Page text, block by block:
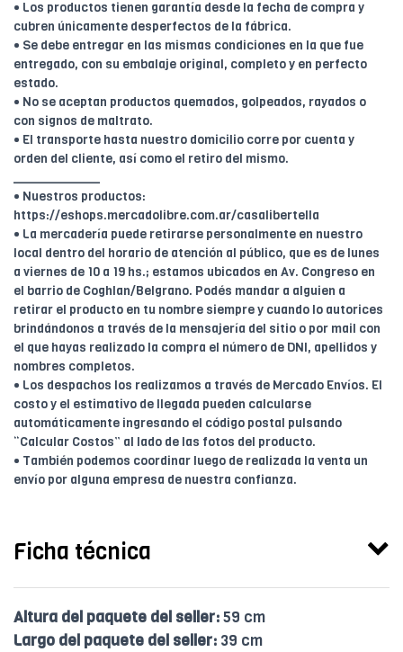
• Los productos tienen garantía desde la fecha de compra y
cubren únicamente desperfectos de la fábrica.
• Se debe entregar en las mismas condiciones en la que fue
entregado, con su embalaje original, completo y en perfecto
estado.
• No se aceptan productos quemados, golpeados, rayados o
con signos de maltrato.
• El transporte hasta nuestro domicilio corre por cuenta y
orden del cliente, así como el retiro del mismo.
• Nuestros productos:
https://eshops.mercadolibre.com.ar/casalibertella
• La mercadería puede retirarse personalmente en nuestro
local dentro del horario de atención al público, que es de lunes
a viernes de 10 a 19 hs.; estamos ubicados en Av. Congreso en
el barrio de Coghlan/Belgrano. Podés mandar a alguien a
retirar el producto en tu nombre siempre y cuando lo autorices
brindándonos a través de la mensajería del sitio o por mail con
el que hayas realizado la compra el número de DNI, apellidos y
nombres completos.
• Los despachos los realizamos a través de Mercado Envíos. El
costo y el estimativo de llegada pueden calcularse
automáticamente ingresando el código postal pulsando
“Calcular Costos” al lado de las fotos del producto.
• También podemos coordinar luego de realizada la venta un
envío por alguna empresa de nuestra confianza.
Ficha técnica
Altura del paquete del seller:59 cm
Largo del paquete del seller: 39 cm